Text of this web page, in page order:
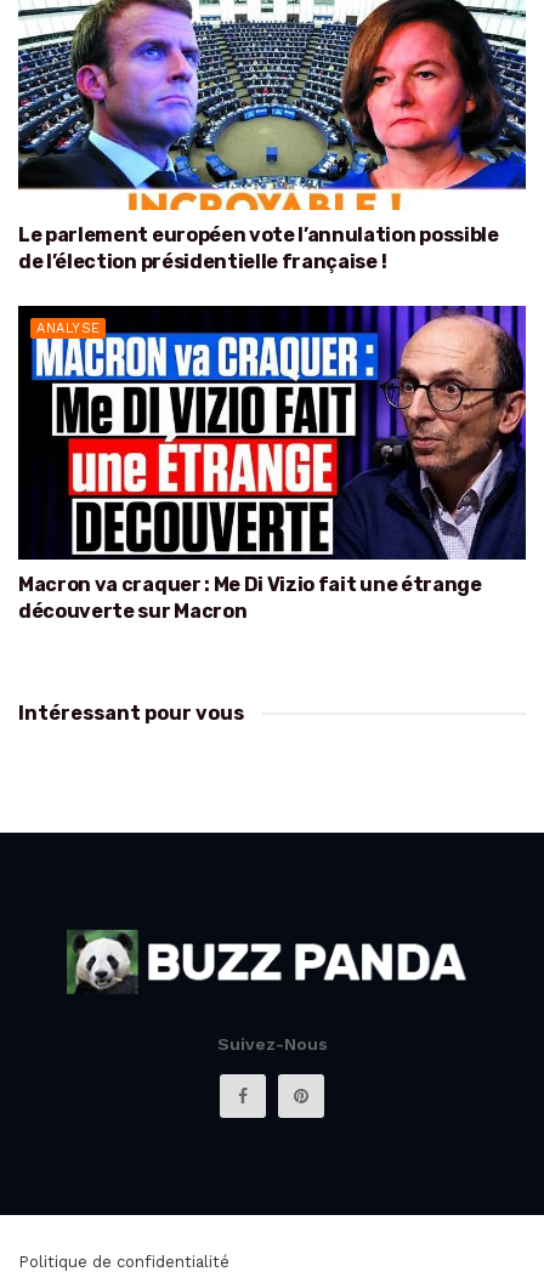
Le parlement européen vote l’annulation possible
de l’élection présidentielle française !
ANALYSE
Macron va craquer : Me Di Vizio fait une étrange
découverte sur Macron
Intéressant pour vous
Suivez-Nous
Politique de confidentialité